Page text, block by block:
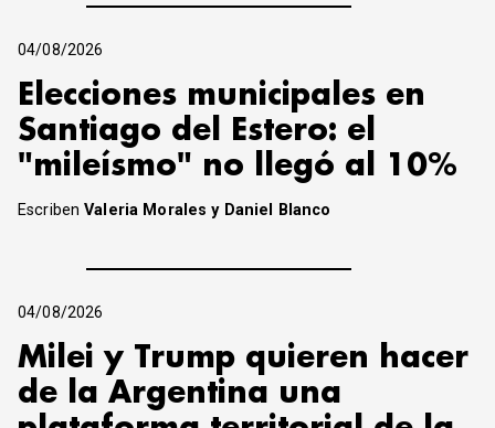
04/08/2026
Elecciones municipales en
Santiago del Estero: el
"mileísmo" no llegó al 10%
EscribenValeria Morales y Daniel Blanco
04/08/2026
Milei y Trump quieren hacer
de la Argentina una